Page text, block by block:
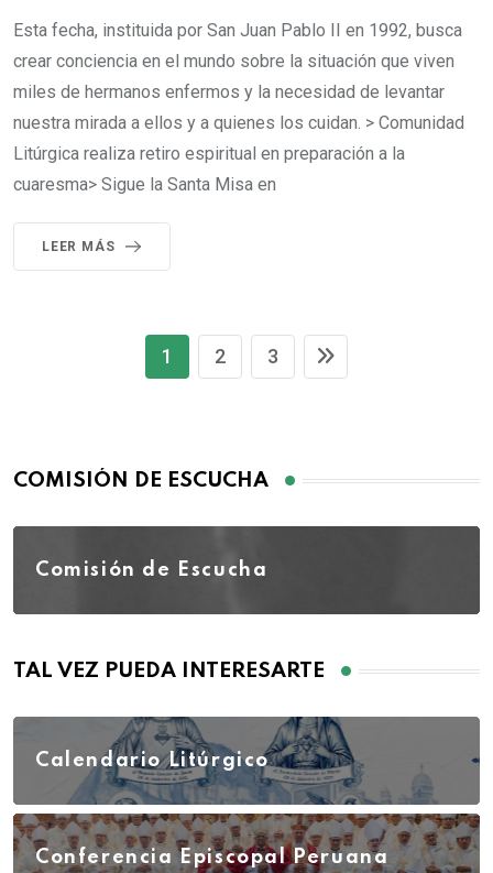
Esta fecha, instituida por San Juan Pablo II en 1992, busca
crear conciencia en el mundo sobre la situación que viven
miles de hermanos enfermos y la necesidad de levantar
nuestra mirada a ellos y a quienes los cuidan. > Comunidad
Litúrgica realiza retiro espiritual en preparación a la
cuaresma> Sigue la Santa Misa en
LEER MÁS
1 2 3
COMISIÓN DE ESCUCHA
Comisión de Escucha
TAL VEZ PUEDA INTERESARTE
Calendario Litúrgico
Conferencia Episcopal Peruana